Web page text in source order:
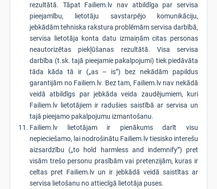
rezultātā. Tāpat Failiem.lv nav atbildīga par servisa
pieejamību, lietotāju savstarpējo komunikāciju,
jebkādām tehniska rakstura problēmām servisa darbībā,
servisa lietotāja konta datu izmaiņām citas personas
neautorizētas piekļūšanas rezultātā. Visa servisa
darbība (t.sk. tajā pieejamie pakalpojumi) tiek piedāvāta
tāda kāda tā ir („as – is”) bez nekādām papildus
garantijām no Failiem.lv. Bez tam, Failiem.lv nav nekādā
veidā atbildīgs par jebkāda veida zaudējumiem, kuri
Failiem.lv lietotājiem ir radušies saistībā ar servisa un
tajā pieejamo pakalpojumu izmantošanu.
Failiem.lv lietotājam ir pienākums darīt visu
nepieciešamo, lai nodrošinātu Failiem.lv tiesisko interešu
aizsardzību („to hold harmless and indemnify”) pret
visām trešo personu prasībām vai pretenzijām, kuras ir
celtas pret Failiem.lv un ir jebkādā veidā saistītas ar
servisa lietošanu no attiecīgā lietotāja puses.